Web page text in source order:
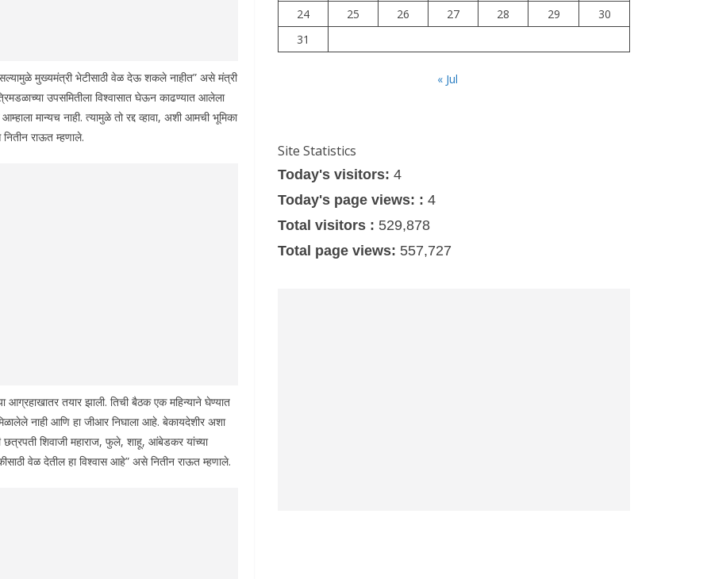
मुख्यमंत्री भेटीसाठी वेळ देऊ शकले नाहीत” असे मंत्री
उपसमितीला विश्वासात घेऊन काढण्यात आलेला
मान्यच नाही. त्यामुळे तो रद्द व्हावा, अशी आमची भूमिका
राऊत म्हणाले.
तयार झाली. तिची बैठक एक महिन्याने घेण्यात
नाही आणि हा जीआर निघाला आहे. बेकायदेशीर अशा
शिवाजी महाराज, फुले, शाहू, आंबेडकर यांच्या
वेळ देतील हा विश्वास आहे” असे नितीन राऊत म्हणाले.
24
25 26 27 28 29
30
31
« Jul
Site Statistics
Today's visitors: 4
Today's page views: : 4
Total visitors : 529,878
Total page views: 557,727